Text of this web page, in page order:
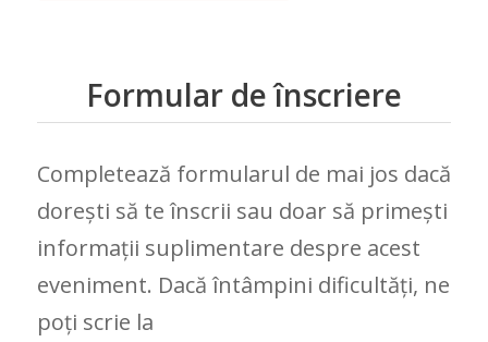
Formular de înscriere
Completează formularul de mai jos dacă
dorești să te înscrii sau doar să primești
informații suplimentare despre acest
eveniment. Dacă întâmpini dificultăți, ne
poți scrie la